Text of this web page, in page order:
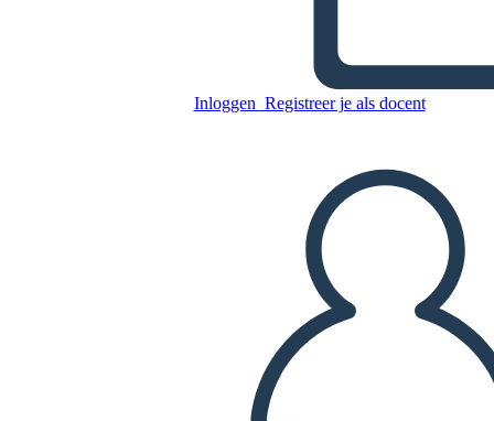
Inloggen Registreer je als docent
Kopieer dit Storyboard
DIAVOORSTELLING AFSPELEN
LEES MIJ VOOR